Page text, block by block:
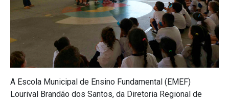
A Escola Municipal de Ensino Fundamental (EMEF)
Lourival Brandão dos Santos, da Diretoria Regional de